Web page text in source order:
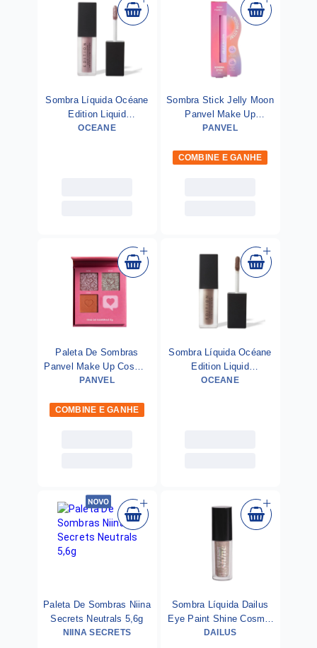
Sombra Líquida Océane
Edition Liquid
Eyeshadow Sparkle 4g
OCEANE
Sombra Stick Jelly Moon
Panvel Make Up
Moonlight
PANVEL
COMBINE E GANHE
Paleta De Sombras
Panvel Make Up Cosmic
Love 6g
PANVEL
COMBINE E GANHE
Sombra Líquida Océane
Edition Liquid
Eyeshadow Cork 4g
OCEANE
Paleta De Sombras Niina
Secrets Neutrals 5,6g
NIINA SECRETS
Sombra Líquida Dailus
Eye Paint Shine Cosmic
4ml
DAILUS